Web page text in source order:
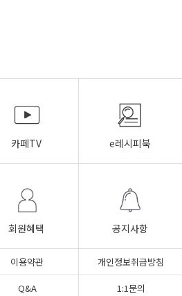
카페TV e레시피북
회원혜택 공지사항
이용약관
개인정보취급방침
Q&A 1:1문의